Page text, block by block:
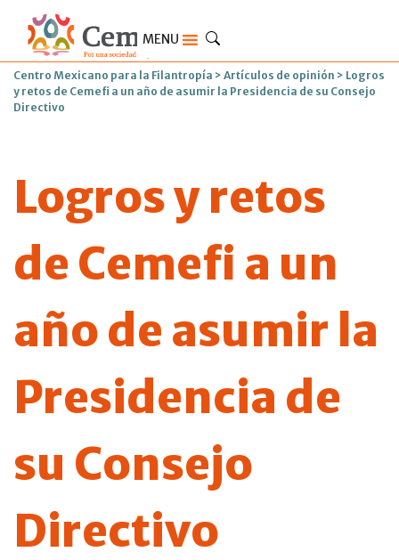
MENU
Centro Mexicano para la Filantropía > Artículos de opinión > Logros
y retos de Cemefi a un año de asumir la Presidencia de su Consejo
Directivo
Logros y retos
de Cemefi a un
año de asumir la
Presidencia de
su Consejo
Directivo